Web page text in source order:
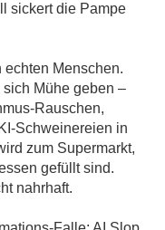
sickert die Pampe
echten Menschen.
sich Mühe geben –
Rauschen,
Schweinereien in
zum Supermarkt,
gefüllt sind.
nahrhaft.